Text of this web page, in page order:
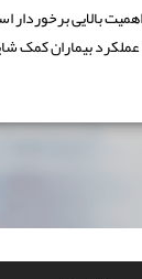
بالایی برخوردار
بیماران کمک